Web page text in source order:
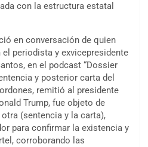
con la estructura estatal
en conversación de quien
periodista y exvicepresidente
en el podcast “Dossier
y posterior carta del
remitió al presidente
Trump, fue objeto de
(sentencia y la carta),
para confirmar la existencia y
corroborando las